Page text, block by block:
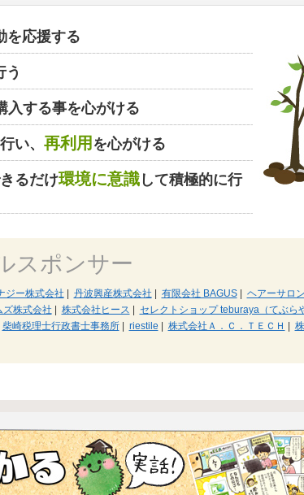
を応援する
う
入する事を心がける
い、 再利用 を心がける
るだけ環境に意識して積極的に行
スポンサー
ジー株式会社 丹波興産株式会社 有限会社 BAGUS| ヘアーサロ
ズ株式会社 株式会社ヒース セレクトショップ teburaya（てぶら
柴崎税理士行政書士事務所| riestile 株式会社Ａ．Ｃ．ＴＥＣＨ